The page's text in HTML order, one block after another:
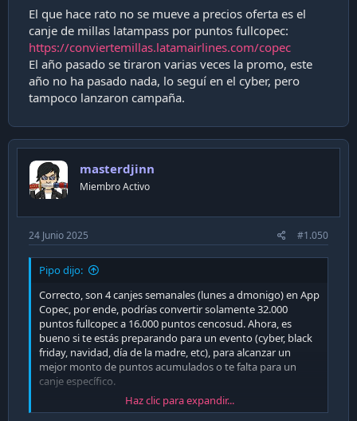
El que hace rato no se mueve a precios oferta es el
canje de millas latampass por puntos fullcopec:
https://conviertemillas.latamairlines.com/copec
El año pasado se tiraron varias veces la promo, este
año no ha pasado nada, lo seguí en el cyber, pero
tampoco lanzaron campaña.
masterdjinn
Miembro Activo
24 Junio 2025 #1.050
Pipo dijo:
Correcto, son 4 canjes semanales (lunes a dmonigo) en App
Copec, por ende, podrías convertir solamente 32.000
puntos fullcopec a 16.000 puntos cencosud. Ahora, es
bueno si te estás preparando para un evento (cyber, black
friday, navidad, día de la madre, etc), para alcanzar un
mejor monto de puntos acumulados o te falta para un
canje específico.
El que hace rato no se mueve a precios oferta es el canje de
Haz clic para expandir...